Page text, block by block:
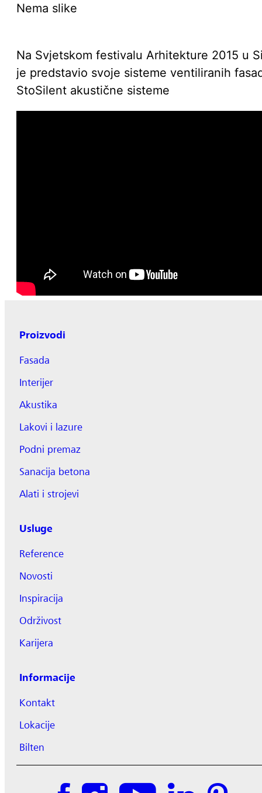
Nema slike
Na Svjetskom festivalu Arhitekture 2015 u
je predstavio svoje sisteme ventiliranih
StoSilent akustične sisteme
Proizvodi
Fasada
Interijer
Akustika
Lakovi i lazure
Podni premaz
Sanacija betona
Alati i strojevi
Usluge
Reference
Novosti
Inspiracija
Održivost
Karijera
Informacije
Kontakt
Lokacije
Bilten